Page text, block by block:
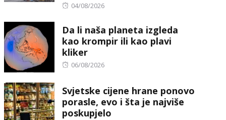
Posted
04/08/2026
Da li naša planeta izgleda
kao krompir ili kao plavi
kliker
Posted
06/08/2026
Svjetske cijene hrane ponovo
porasle, evo i šta je najviše
poskupjelo